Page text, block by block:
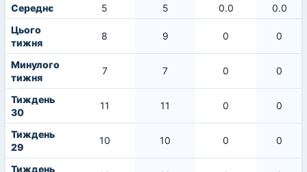
Середнє 5 5 0.0
0.0
Цього
тижня
8 9 0 0
Минулого
тижня
7 7 0 0
Тиждень
30
11 11 0 0
Тиждень
29
10 10 0 0
Тиждень